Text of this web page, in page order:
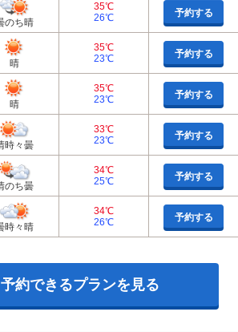
のち晴
35℃
26℃
予約する
晴
35℃
23℃
予約する
晴
35℃
23℃
予約する
時々曇
33℃
23℃
予約する
のち曇
34℃
25℃
予約する
時々晴
34℃
26℃
予約する
約できるプランを見る